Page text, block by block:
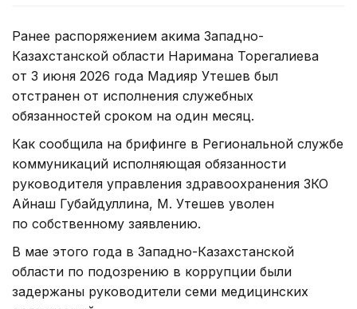
Ранее распоряжением акима Западно-
Казахстанской области Наримана Торегалиева
от 3 июня 2026 года Мадияр Утешев был
отстранен от исполнения служебных
обязанностей сроком на один месяц.
Как сообщила на брифинге в Региональной службе
коммуникаций исполняющая обязанности
руководителя управления здравоохранения ЗКО
Айнаш Губайдуллина, М. Утешев уволен
по собственному заявлению.
В мае этого года в Западно-Казахстанской
области по подозрению в коррупции были
задержаны руководители семи медицинских